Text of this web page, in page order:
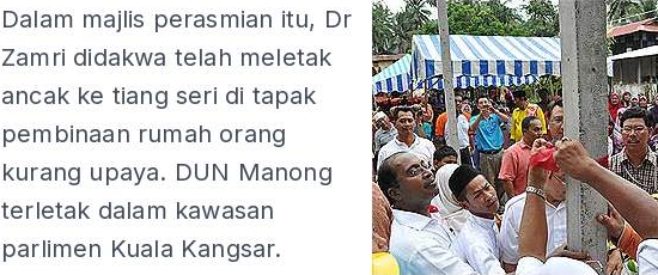
Dalam majlis perasmian itu, Dr
Zamri didakwa telah meletak
ancak ke tiang seri di tapak
pembinaan rumah orang
kurang upaya. DUN Manong
terletak dalam kawasan
parlimen Kuala Kangsar.